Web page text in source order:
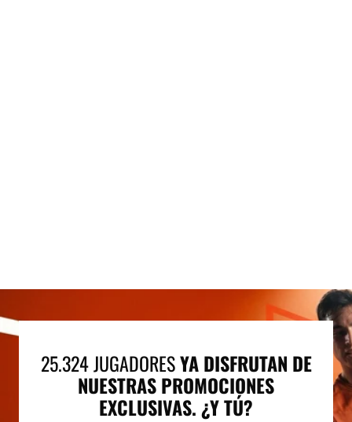
25.324 JUGADORESYA DISFRUTAN DE
NUESTRAS PROMOCIONES
EXCLUSIVAS. ¿Y TÚ?